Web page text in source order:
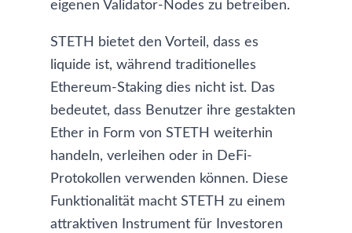
eigenen Validator-Nodes zu betreiben.
STETH bietet den Vorteil, dass es
liquide ist, während traditionelles
Ethereum-Staking dies nicht ist. Das
bedeutet, dass Benutzer ihre gestakten
Ether in Form von STETH weiterhin
handeln, verleihen oder in DeFi-
Protokollen verwenden können. Diese
Funktionalität macht STETH zu einem
attraktiven Instrument für Investoren